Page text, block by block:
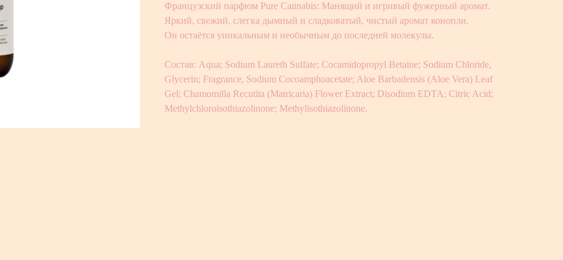
Французский парфюм Pure Cannabis: Манящий и игривый фужерный аромат.
Яркий, свежий, слегка дымный и сладковатый, чистый аромат конопли.
Он остаётся уникальным и необычным до последней молекулы.
Состав: Aqua; Sodium Laureth Sulfate; Cocamidopropyl Betaine; Sodium Chloride,
Glycerin; Fragrance, Sodium Cocoamphoacetate; Aloe Barbadensis (Aloe Vera) Leaf
Gel; Chamomilla Recutita (Matricaria) Flower Extract; Disodium EDTA; Citric Acid;
Methylchloroisothiazolinone; Methylisothiazolinone.